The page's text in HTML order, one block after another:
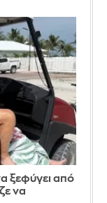
ξεφύγει από
να